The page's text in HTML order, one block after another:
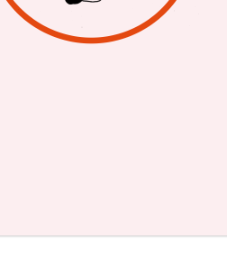
angetan wurde.
Im
jesidischen
vor Ort. Mit
Mädchen und